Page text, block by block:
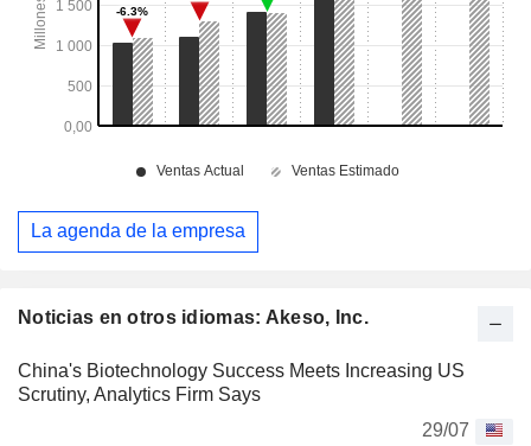
Noticias en otros idiomas: Akeso, Inc.
China's Biotechnology Success Meets Increasing US
Scrutiny, Analytics Firm Says
29/07
La agenda de la empresa